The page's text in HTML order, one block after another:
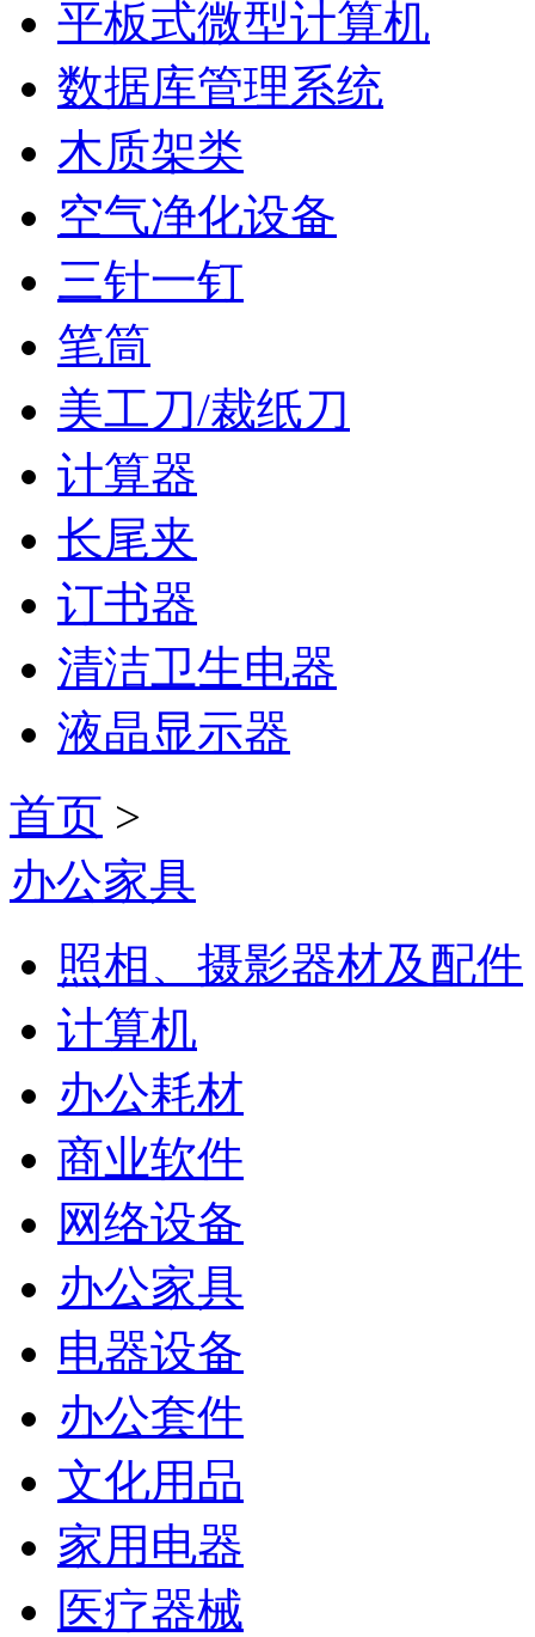
平板式微型计算机
数据库管理系统
木质架类
空气净化设备
三针一钉
笔筒
美工刀/裁纸刀
计算器
长尾夹
订书器
清洁卫生电器
液晶显示器
首页 >
办公家具
照相、摄影器材及配件
计算机
办公耗材
商业软件
网络设备
办公家具
电器设备
办公套件
文化用品
家用电器
医疗器械